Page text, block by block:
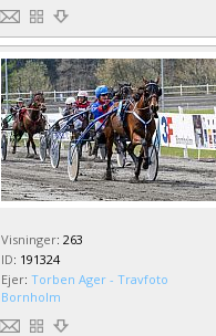
Visninger: 263
ID: 191324
Ejer: Torben Ager - Travfoto
Bornholm